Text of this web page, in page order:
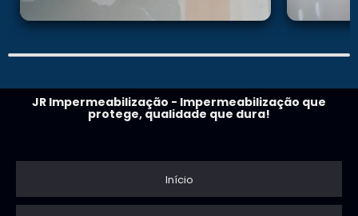
JR Impermeabilização - Impermeabilização que
protege, qualidade que dura!
Início